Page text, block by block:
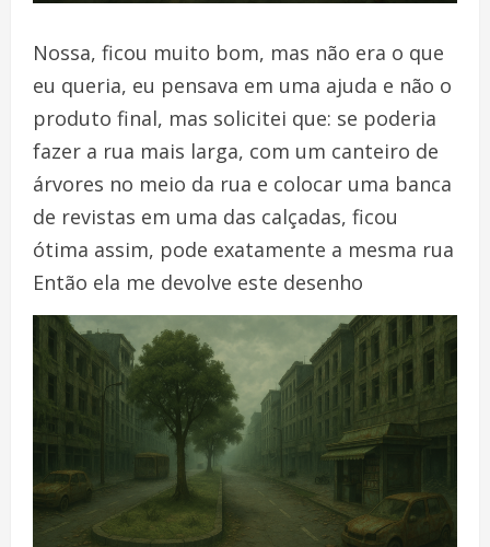
Nossa, ficou muito bom, mas não era o que
eu queria, eu pensava em uma ajuda e não o
produto final, mas solicitei que: se poderia
fazer a rua mais larga, com um canteiro de
árvores no meio da rua e colocar uma banca
de revistas em uma das calçadas, ficou
ótima assim, pode exatamente a mesma rua
Então ela me devolve este desenho